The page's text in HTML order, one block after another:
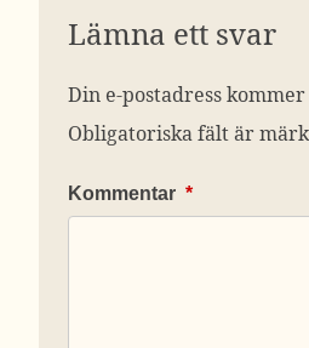
Lämna ett svar
Din e-postadress
Obligatoriska fält är
Kommentar *